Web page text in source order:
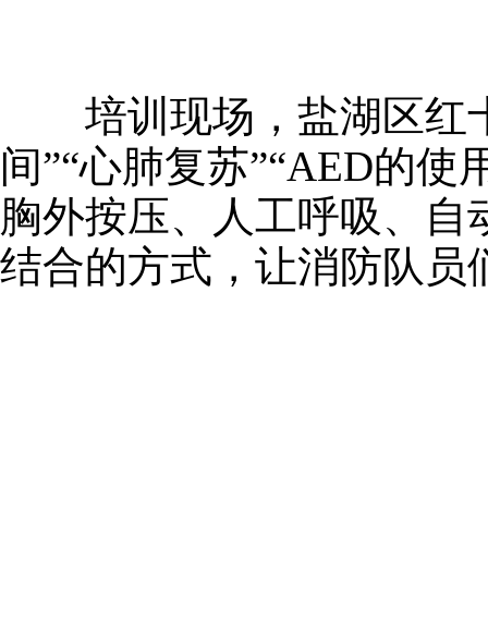
培训现场，盐湖区红十
间”“心肺复苏”“AED的
胸外按压、人工呼吸、
结合的方式，让消防队员